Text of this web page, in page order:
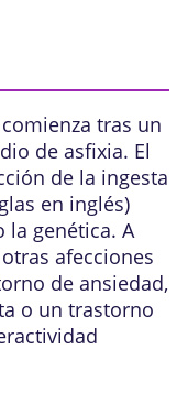
tras un
de asfixia. El
de la ingesta
en inglés)
la genética. A
afecciones
de ansiedad,
o un trastorno